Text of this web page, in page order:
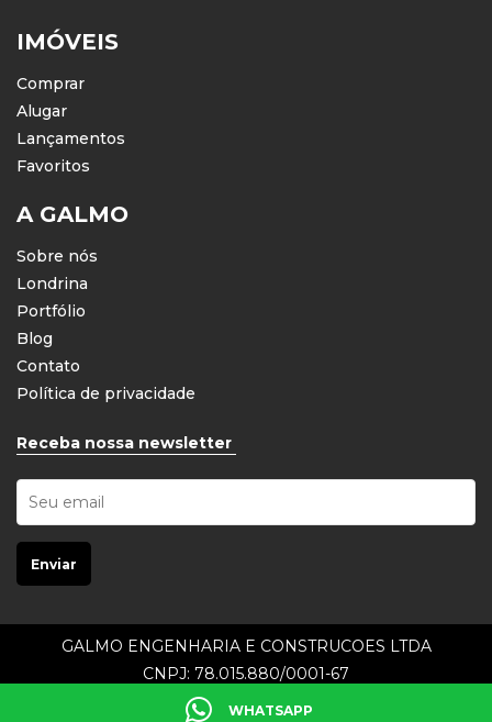
IMÓVEIS
Comprar
Alugar
Lançamentos
Favoritos
A GALMO
Sobre nós
Londrina
Portfólio
Blog
Contato
Política de privacidade
Receba nossa newsletter
GALMO ENGENHARIA E CONSTRUCOES LTDA
CNPJ: 78.015.880/0001-67
Galmo © 2021. Todos os direitos reservados.
WHATSAPP